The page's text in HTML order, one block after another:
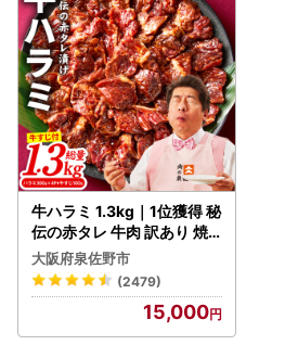
牛ハラミ 1.3kg｜1位獲得 秘
伝の赤タレ 牛肉 訳あり 焼
肉 BBQ
大阪府泉佐野市
(2479)
15,000